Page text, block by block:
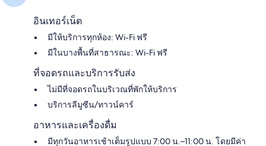
อินเทอร์เน็ต
มีให้บริการทุกห้อง: Wi-Fi ฟรี
มีในบางพื้นที่สาธารณะ: Wi-Fi ฟรี
ที่จอดรถและบริการรับส่ง
ไม่มีที่จอดรถในบริเวณที่พักให้บริการ
บริการลีมูซีน/ทาวน์คาร์
อาหารและเครื่องดื่ม
มีทุกวันอาหารเช้าเต็มรูปแบบ 7:00 น.–11:00 น. โดยมีค่า